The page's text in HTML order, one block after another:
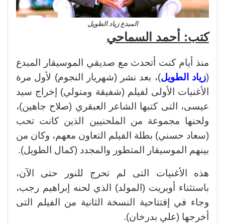
المبدع زياد الطويل
كتب: أحمد السماحي
منذ أيام كنت أتحدث مع صديقي الموسيقار المبدع
(زياد الطويل)، بعد نشر (شهريار النجوم) لأول مرة
الأغنيات الأولى لفيلم (شفيقة ومتولي) إخراج سيد
عيسى، التى كتبها الشاعر العبقري (صلاح جاهين)،
ولحنها مجموعة من الملحنيين الذين كانت تحب
(سعاد حسني) بطلة الفيلم التعاون معهم، وكان من
بينهم الموسيقار المتطور والمجدد (كمال الطويل).
هذه الأغنيات التى لم تحرج للنور حتى الآن،
باستثناء أوبريت (المولد) الذي لحنه إبراهيم رجب،
وجاء في إفتتاحية النسخة الثانية من الفيلم التى
أخرجها (علي بدرخان).